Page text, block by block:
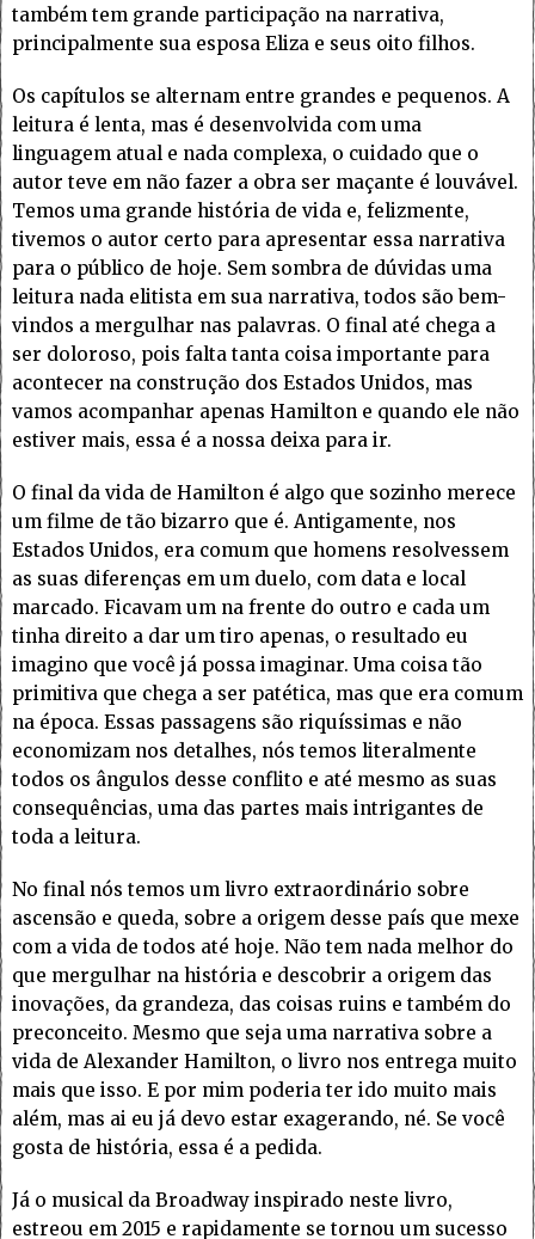
também tem grande participação na narrativa,
principalmente sua esposa Eliza e seus oito filhos.
Os capítulos se alternam entre grandes e pequenos. A
leitura é lenta, mas é desenvolvida com uma
linguagem atual e nada complexa, o cuidado que o
autor teve em não fazer a obra ser maçante é louvável.
Temos uma grande história de vida e, felizmente,
tivemos o autor certo para apresentar essa narrativa
para o público de hoje. Sem sombra de dúvidas uma
leitura nada elitista em sua narrativa, todos são bem-
vindos a mergulhar nas palavras. O final até chega a
ser doloroso, pois falta tanta coisa importante para
acontecer na construção dos Estados Unidos, mas
vamos acompanhar apenas Hamilton e quando ele não
estiver mais, essa é a nossa deixa para ir.
O final da vida de Hamilton é algo que sozinho merece
um filme de tão bizarro que é. Antigamente, nos
Estados Unidos, era comum que homens resolvessem
as suas diferenças em um duelo, com data e local
marcado. Ficavam um na frente do outro e cada um
tinha direito a dar um tiro apenas, o resultado eu
imagino que você já possa imaginar. Uma coisa tão
primitiva que chega a ser patética, mas que era comum
na época. Essas passagens são riquíssimas e não
economizam nos detalhes, nós temos literalmente
todos os ângulos desse conflito e até mesmo as suas
consequências, uma das partes mais intrigantes de
toda a leitura.
No final nós temos um livro extraordinário sobre
ascensão e queda, sobre a origem desse país que mexe
com a vida de todos até hoje. Não tem nada melhor do
que mergulhar na história e descobrir a origem das
inovações, da grandeza, das coisas ruins e também do
preconceito. Mesmo que seja uma narrativa sobre a
vida de Alexander Hamilton, o livro nos entrega muito
mais que isso. E por mim poderia ter ido muito mais
além, mas ai eu já devo estar exagerando, né. Se você
gosta de história, essa é a pedida.
Já o musical da Broadway inspirado neste livro,
estreou em 2015 e rapidamente se tornou um sucesso